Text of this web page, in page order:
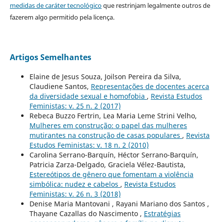
medidas de caráter tecnológicoque restrinjam legalmente outros de
fazerem algo permitido pela licença.
Artigos Semelhantes
Elaine de Jesus Souza, Joilson Pereira da Silva,
Claudiene Santos, Representações de docentes acerca
da diversidade sexual e homofobia , Revista Estudos
Feministas: v. 25 n. 2 (2017)
Rebeca Buzzo Fertrin, Lea Maria Leme Strini Velho,
Mulheres em construção: o papel das mulheres
mutirantes na construção de casas populares , Revista
Estudos Feministas: v. 18 n. 2 (2010)
Carolina Serrano-Barquín, Héctor Serrano-Barquín,
Patricia Zarza-Delgado, Graciela Vélez-Bautista,
Estereótipos de gênero que fomentam a violência
simbólica: nudez e cabelos , Revista Estudos
Feministas: v. 26 n. 3 (2018)
Denise Maria Mantovani , Rayani Mariano dos Santos ,
Thayane Cazallas do Nascimento , Estratégias